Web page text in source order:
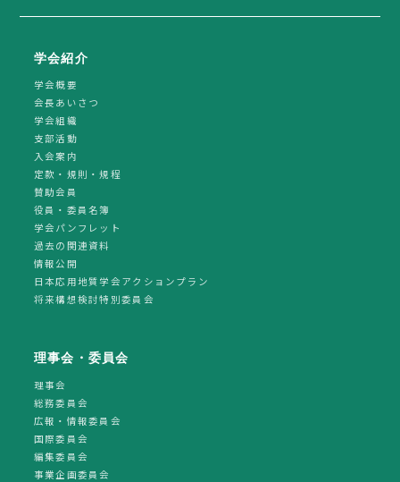
学会紹介
学会概要
会長あいさつ
学会組織
支部活動
入会案内
定款・規則・規程
賛助会員
役員・委員名簿
学会パンフレット
過去の関連資料
情報公開
日本応用地質学会アクションプラン
将来構想検討特別委員会
理事会・委員会
理事会
総務委員会
広報・情報委員会
国際委員会
編集委員会
事業企画委員会